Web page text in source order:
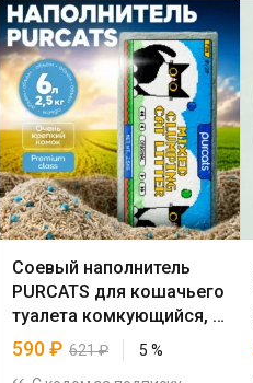
Соевый наполнитель
PURCATS для кошачьего
туалета комкующийся, 6
л
590₽ 621₽ 5 %